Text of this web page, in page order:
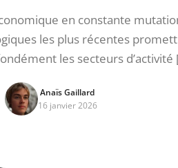
en constante
les plus récentes
les secteurs
Anaïs Gaillard
16 janvier 2026